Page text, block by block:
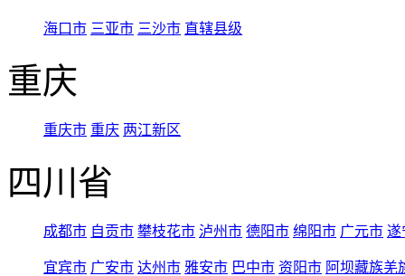
海口市 三亚市 三沙市 直辖县级
重庆
重庆市 重庆 两江新区
四川省
成都市 自贡市 攀枝花市 泸州市 德阳市 绵阳市 广元市 遂
宜宾市 广安市 达州市 雅安市 巴中市 资阳市 阿坝藏族羌